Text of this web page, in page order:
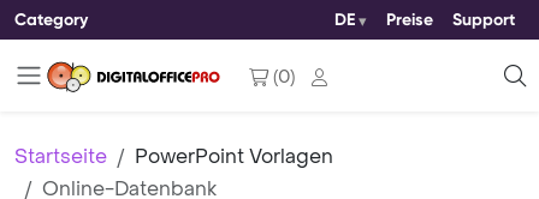
Category DE Preise Support
(0)
Startseite
PowerPoint Vorlagen
Online-Datenbank